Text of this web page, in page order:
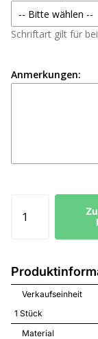
-- Bitte wählen --
Enconde Sans
Lucida Calligrapy
Din Medium
Roboto
Schriftart gilt für
Anmerkungen:
Verkaufseinheit
1 Stück
Material